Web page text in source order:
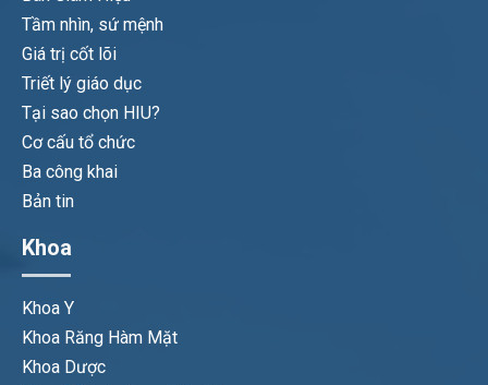
Tầm nhìn, sứ mệnh
Giá trị cốt lõi
Triết lý giáo dục
Tại sao chọn HIU?
Cơ cấu tổ chức
Ba công khai
Bản tin
Khoa
Khoa Y
Khoa Răng Hàm Mặt
Khoa Dược